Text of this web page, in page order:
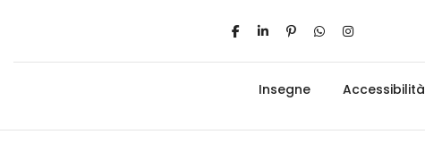
Insegne Accessibilità